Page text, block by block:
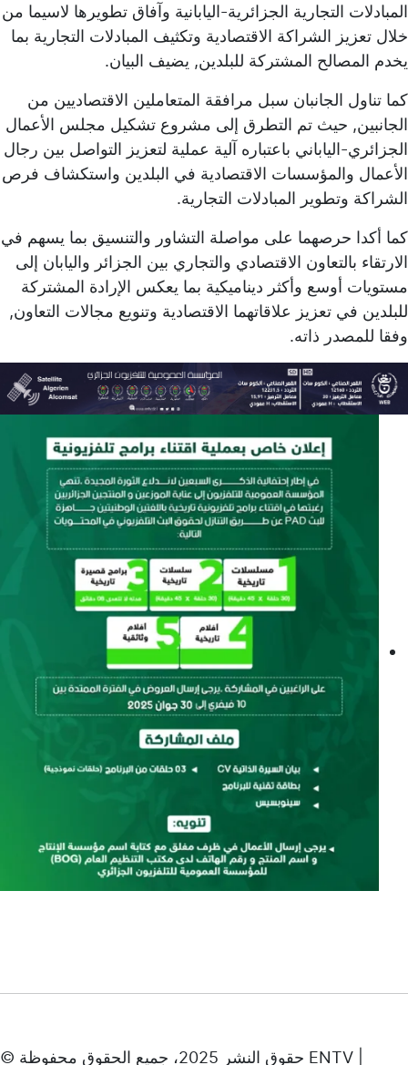
المبادلات التجارية الجزائرية-اليابانية وآفاق تطويرها لاسيما من
خلال تعزيز الشراكة الاقتصادية وتكثيف المبادلات التجارية بما
يخدم المصالح المشتركة للبلدين, يضيف البيان.
كما تناول الجانبان سبل مرافقة المتعاملين الاقتصاديين من
الجانبين, حيث تم التطرق إلى مشروع تشكيل مجلس الأعمال
الجزائري-الياباني باعتباره آلية عملية لتعزيز التواصل بين رجال
الأعمال والمؤسسات الاقتصادية في البلدين واستكشاف فرص
الشراكة وتطوير المبادلات التجارية.
كما أكدا حرصهما على مواصلة التشاور والتنسيق بما يسهم في
الارتقاء بالتعاون الاقتصادي والتجاري بين الجزائر واليابان إلى
مستويات أوسع وأكثر ديناميكية بما يعكس الإرادة المشتركة
للبلدين في تعزيز علاقاتهما الاقتصادية وتنويع مجالات التعاون,
وفقا للمصدر ذاته.
© حقوق النشر 2025، جميع الحقوق محفوظة ENTV |